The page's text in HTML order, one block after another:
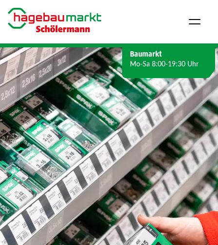
Baumarkt
Mo-Sa 8:00-19:30 Uhr